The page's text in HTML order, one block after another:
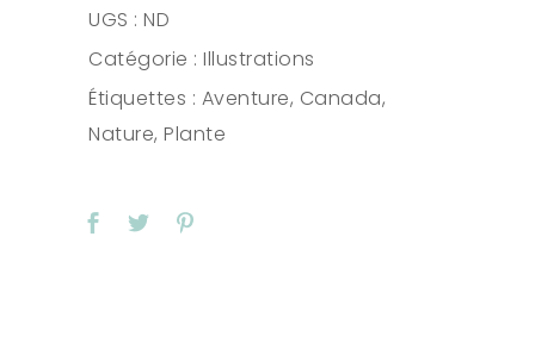
quantity
UGS :ND
Catégorie :Illustrations
Étiquettes : Aventure, Canada,
Nature,Plante